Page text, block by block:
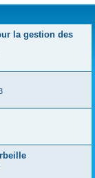
c
la gestion des